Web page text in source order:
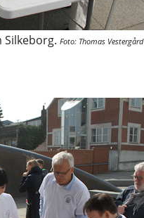
Silkeborg. Foto: Thomas Vestergård